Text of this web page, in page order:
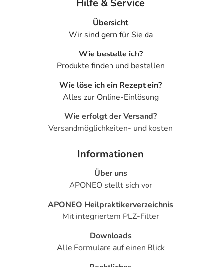
- Kopfschmerzen
- Hautausschlag
Hitzegefühl, vor allem im Gesicht (Flush)
- Nesselausschlag (Urtikaria)
- Kollapsneigung bei evtl. zu starkem Blutdruckabfall
- Herzklopfen
- Mundtrockenheit
- Blutdruckabfall durch Aufstehen (orthostatische
Hilfe & Service
Übersicht
Wir sind gern für Sie da
Wie bestelle ich?
Produkte finden und bestellen
Wie löse ich ein Rezept ein?
Alles zur Online-Einlösung
Wie erfolgt der Versand?
Versandmöglichkeiten- und kosten
Informationen
Über uns
APONEO stellt sich vor
APONEO Heilpraktikerverzeichnis
Mit integriertem PLZ-Filter
Downloads
Alle Formulare auf einen Blick